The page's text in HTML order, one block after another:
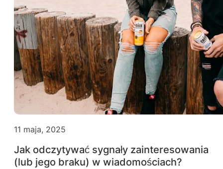
11 maja, 2025
Jak odczytywać sygnały zainteresowania
(lub jego braku) w wiadomościach?